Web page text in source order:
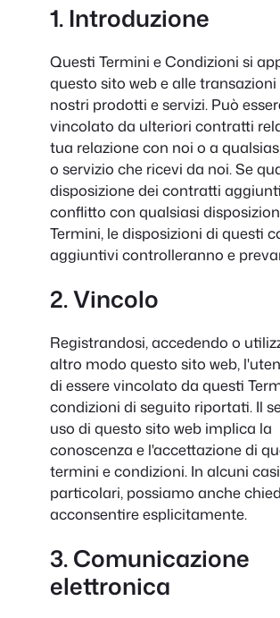
1. Introduzione
Questi Termini e Condizioni si
questo sito web e alle
nostri prodotti e servizi. Può
vincolato da ulteriori contratti
tua relazione con noi o a
o servizio che ricevi da noi. Se
disposizione dei contratti
conflitto con qualsiasi
Termini, le disposizioni di questi
aggiuntivi controlleranno e
2. Vincolo
Registrandosi, accedendo o
altro modo questo sito web,
di essere vincolato da questi
condizioni di seguito riportati. Il
uso di questo sito web implica la
conoscenza e l'accettazione di
termini e condizioni. In alcuni casi
particolari, possiamo anche
acconsentire esplicitamente.
3. Comunicazione
elettronica